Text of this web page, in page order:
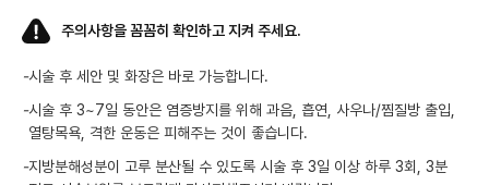
주의사항을 꼼꼼히 확인하고 지켜 주세요.
-시술 후 세안 및 화장은 바로 가능합니다.
-시술 후 3~7일 동안은 염증방지를 위해 과음, 흡연, 사우나/찜질방 출입,
열탕목욕, 격한 운동은 피해주는 것이 좋습니다.
-지방분해성분이 고루 분산될 수 있도록 시술 후 3일 이상 하루 3회, 3분